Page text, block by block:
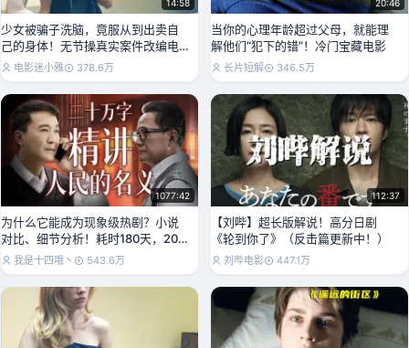
14:58
少女被骗子洗脑，竟服从到出卖自
己的身体！无节操真实案件改编电
影《服从》
电影迷小雅 378.6万
20:46
当你的心理年龄超过父母，就能理
解他们“犯下的错”！冷门宝藏电影
长片短解 346.5万
1077:42
为什么它能成为现象级热剧？小说
对比、细节分析！耗时180天，20
万字精讲《人民的
我是十四哦丶 543.6万
112:37
【刘哔】超长版解说！高分日剧
《轮到你了》（反击篇更新中！）
刘哔电影 447.1万